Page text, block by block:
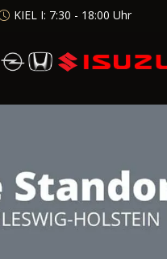
KIEL I: 7:30 - 18:00 Uhr